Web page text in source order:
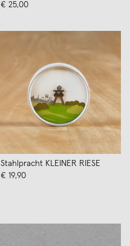
pinapina
€ 25,00
Stahlpracht KLEINER RIESE
€ 19,90